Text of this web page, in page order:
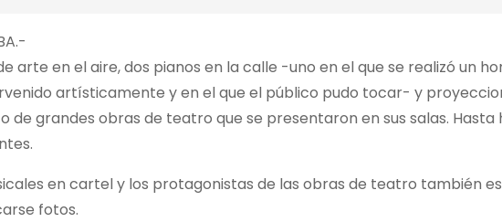
arte en el aire, dos pianos en la calle -uno en el que se realizó un
artísticamente y en el que el público pudo tocar- y
de grandes obras de teatro que se presentaron en sus salas. Hasta
en cartel y los protagonistas de las obras de teatro también
fotos.